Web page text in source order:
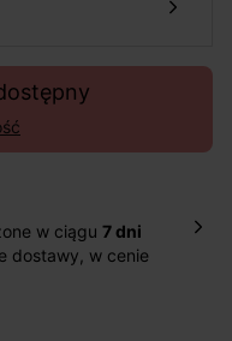
w ciągu 7 dni
dostawy, w cenie